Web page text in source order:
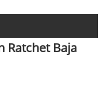
Ratchet Baja